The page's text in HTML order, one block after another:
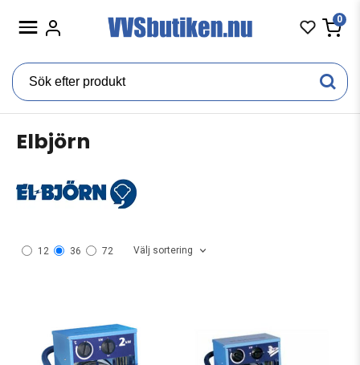
0
Elbjörn
12 36 72 Välj sortering